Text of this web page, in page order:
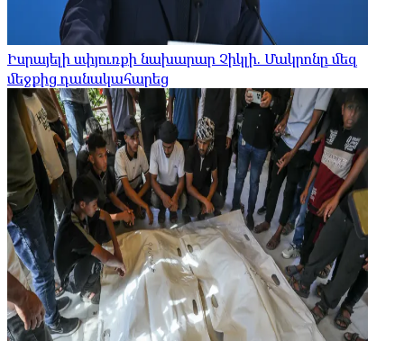
Իսրայելի սփյուռքի նախարար Չիկլի. Մակրոնը մեզ
մեջքից դանակահարեց